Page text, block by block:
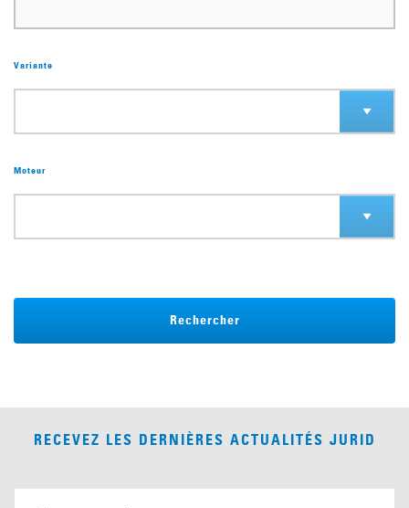
Variante
Moteur
Rechercher
RECEVEZ LES DERNIÈRES ACTUALITÉS JURID